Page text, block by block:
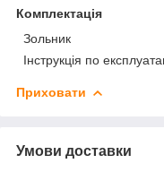
Комплектація
Зольник
Інструкція по
Приховати
Умови доставки